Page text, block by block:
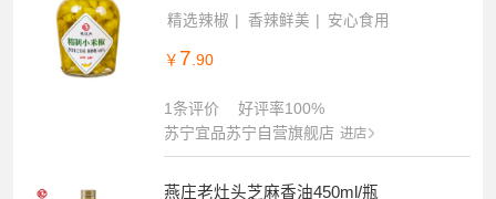
精选辣椒 香辣鲜美 安心食用
￥ 7 .90
1条评价
好评率100%
苏宁宜品苏宁自营旗舰店 进店
燕庄老灶头芝麻香油450ml/瓶